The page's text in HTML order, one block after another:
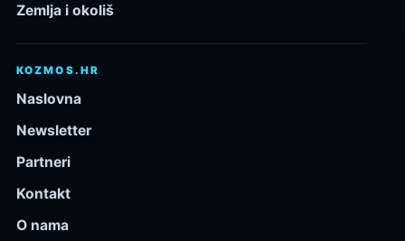
Zemlja i okoliš
KOZMOS.HR
Naslovna
Newsletter
Partneri
Kontakt
O nama